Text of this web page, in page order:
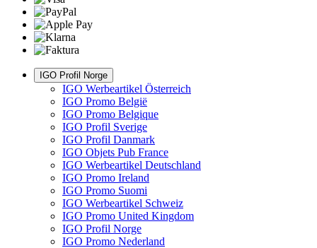
IGO Profil Norge
IGO Werbeartikel Österreich
IGO Promo België
IGO Promo Belgique
IGO Profil Sverige
IGO Profil Danmark
IGO Objets Pub France
IGO Werbeartikel Deutschland
IGO Promo Ireland
IGO Promo Suomi
IGO Werbeartikel Schweiz
IGO Promo United Kingdom
IGO Profil Norge
IGO Promo Nederland